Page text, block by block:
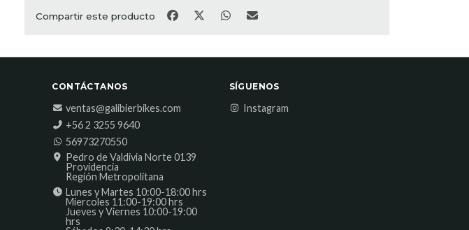
Compartir este producto
CONTÁCTANOS
ventas@galibierbikes.com
‎+56 2 3255 9640
56973270550
Pedro de Valdivia Norte 0139
Providencia
Región Metropolitana
Lunes y Martes 10:00-18:00 hrs
Miercoles 11:00-19:00 hrs
Jueves y Viernes 10:00-19:00
hrs
SÍGUENOS
Instagram